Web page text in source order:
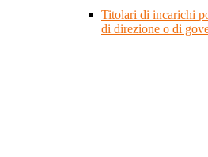
Titolari di incarichi
di direzione o di